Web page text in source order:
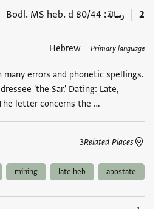
2 رسالة Bodl. MS heb. d 80/44
Primary language
Hebrew
errors and phonetic spellings.
'the Sar.' Dating: Late,
letter concerns the …
Related Places
3
العلامات
apostate
late heb
mining